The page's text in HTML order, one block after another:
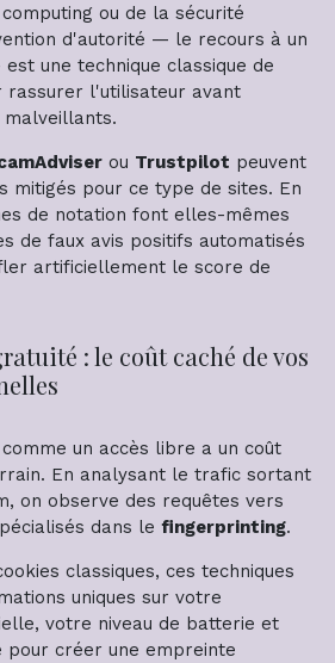
ou de la sécurité
d'autorité — le recours à un
une technique classique de
rassurer l'utilisateur avant
ou Trustpilot peuvent
mitigés pour ce type de sites. En
de notation font elles-mêmes
de faux avis positifs automatisés
artificiellement le score de
: le coût caché de vos
un accès libre a un coût
En analysant le trafic sortant
on observe des requêtes vers
dans le fingerprinting.
classiques, ces techniques
uniques sur votre
votre niveau de batterie et
pour créer une empreinte